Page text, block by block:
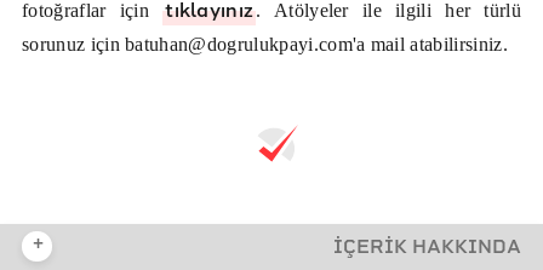
fotoğraflar içintıklayınız. Atölyeler ile ilgili her türlü
sorunuz için batuhan@dogrulukpayi.com'a mail atabilirsiniz.
+ İÇERİK HAKKINDA